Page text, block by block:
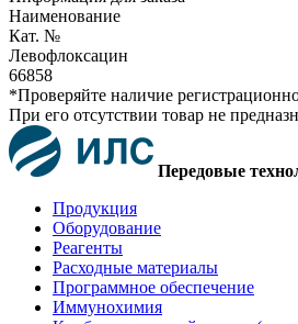
Наименование
Кат. №
Левофлоксацин
66858
*Проверяйте наличие
При его отсутствии товар не
Передовые
Продукция
Оборудование
Реагенты
Расходные материалы
Программное обеспечение
Иммунохимия